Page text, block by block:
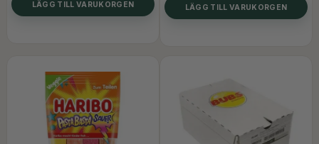
LÄGG TILL VARUKORGEN LÄGG TILL VARUKORGEN